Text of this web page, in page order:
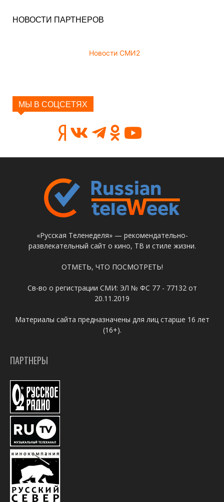
НОВОСТИ ПАРТНЕРОВ
Новости СМИ2
МЫ В СОЦСЕТЯХ
«Русская Теленеделя» — рекомендательно-
развлекательный сайт о кино, ТВ и стиле жизни.
ОТМЕТЬ, ЧТО ПОСМОТРЕТЬ!
Св-во о регистрации СМИ: ЭЛ № ФС 77 - 77132 от
20.11.2019
Материалы сайта предназначены для лиц старше 16 лет
(16+).
ПАРТНЕРЫ